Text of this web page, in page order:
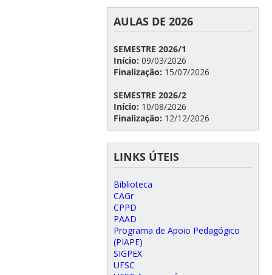
AULAS DE 2026
SEMESTRE 2026/1
Início: 09/03/2026
Finalização: 15/07/2026
SEMESTRE 2026/2
Início: 10/08/2026
Finalização: 12/12/2026
LINKS ÚTEIS
Biblioteca
CAGr
CPPD
PAAD
Programa de Apoio Pedagógico
(PIAPE)
SIGPEX
UFSC